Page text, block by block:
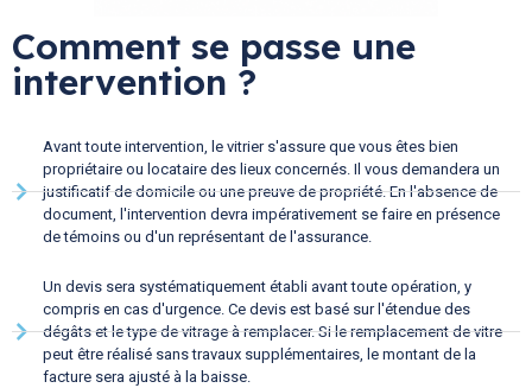
Comment se passe une
intervention ?
Avant toute intervention, le vitrier s'assure que vous êtes bien
propriétaire ou locataire des lieux concernés. Il vous demandera un
justificatif de domicile ou une preuve de propriété. En l'absence de
document, l'intervention devra impérativement se faire en présence
de témoins ou d'un représentant de l'assurance.
Un devis sera systématiquement établi avant toute opération, y
compris en cas d'urgence. Ce devis est basé sur l'étendue des
dégâts et le type de vitrage à remplacer. Si le remplacement de vitre
peut être réalisé sans travaux supplémentaires, le montant de la
facture sera ajusté à la baisse.